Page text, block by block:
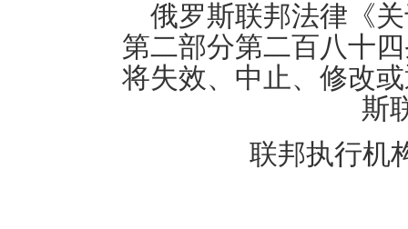
俄罗斯联邦法律《
第二部分第二百八十
将失效、中止、修改
斯
联邦执行机